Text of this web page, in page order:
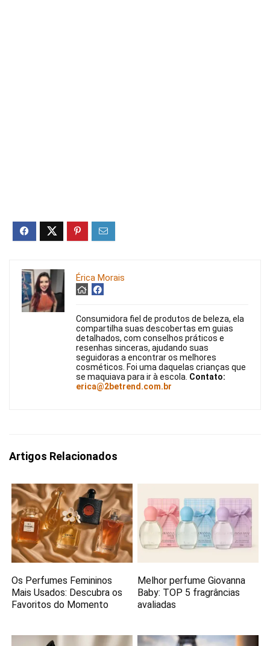
Érica Morais
Consumidora fiel de produtos de beleza, ela
compartilha suas descobertas em guias
detalhados, com conselhos práticos e
resenhas sinceras, ajudando suas
seguidoras a encontrar os melhores
cosméticos. Foi uma daquelas crianças que
se maquiava para ir à escola. Contato:
erica@2betrend.com.br
Artigos Relacionados
Os Perfumes Femininos
Mais Usados: Descubra os
Favoritos do Momento
Melhor perfume Giovanna
Baby: TOP 5 fragrâncias
avaliadas